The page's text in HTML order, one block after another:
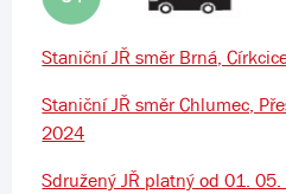
Staniční JŘ směr Brná,
Staniční JŘ směr Chlumec,
2024
Sdružený JŘ platný od 01.